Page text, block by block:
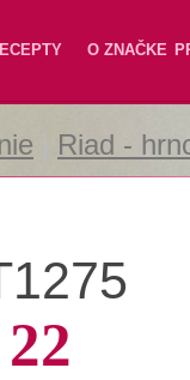
O ZNAČKE
Riad -